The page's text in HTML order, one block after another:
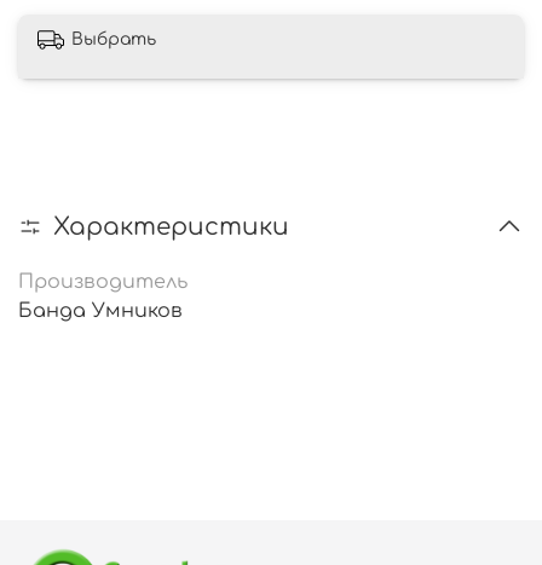
Выбрать
Характеристики
Производитель
Банда Умников